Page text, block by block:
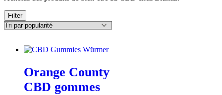
Filter
Orange County
CBD gommes